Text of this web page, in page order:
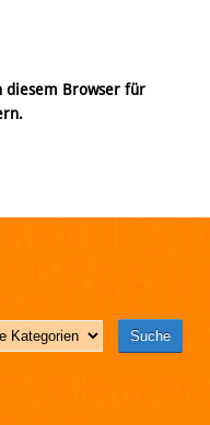
diesem Browser für